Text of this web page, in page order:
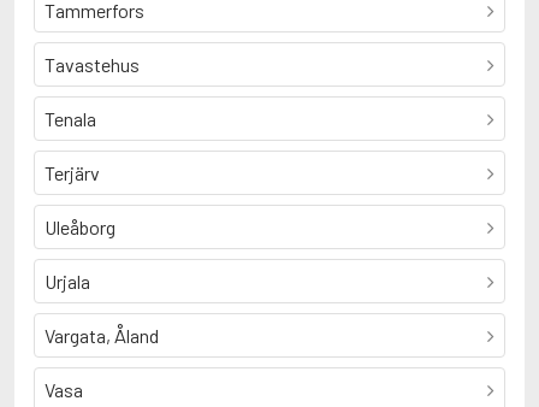
Tammerfors
Tavastehus
Tenala
Terjärv
Uleåborg
Urjala
Vargata, Åland
Vasa